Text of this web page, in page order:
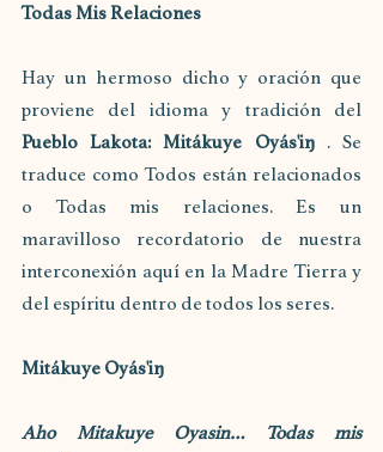
Todas Mis Relaciones
Hay un hermoso dicho y oración que
Pueblo Lakota: Mitákuye Oyás'iŋ . Se
traduce como Todos están relacionados
o Todas mis relaciones. Es un
maravilloso recordatorio de nuestra
interconexión aquí en la Madre Tierra y
del espíritu dentro de todos los seres.
Mitákuye Oyás'iŋ
Aho Mitakuye Oyasin… Todas mis